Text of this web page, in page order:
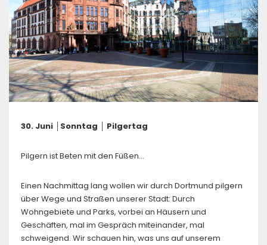
30. Juni │Sonntag │ Pilgertag
Pilgern ist Beten mit den Füßen…
Einen Nachmittag lang wollen wir durch Dortmund pilgern
über Wege und Straßen unserer Stadt: Durch
Wohngebiete und Parks, vorbei an Häusern und
Geschäften, mal im Gespräch miteinander, mal
schweigend. Wir schauen hin, was uns auf unserem